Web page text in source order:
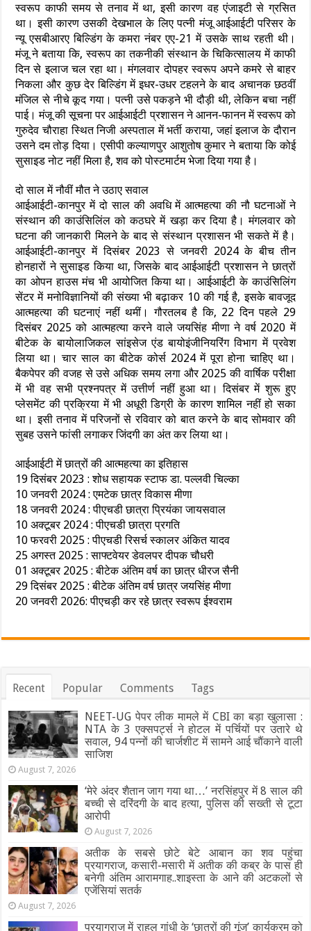
स्वरूप काफी समय से तनाव में था, इसी कारण वह एंजाइटी से ग्रसित
था। इसी कारण उसकी देखभाल के लिए पत्नी मंजू आईआईटी परिसर के
न्यू एसबीआरए बिल्डिंग के कमरा नंबर एए-21 में उसके साथ रहती थी।
मंजू ने बताया कि, स्वरूप का तकनीकी संस्थान के चिकित्सालय में काफी
दिन से इलाज चल रहा था। मंगलवार दोपहर स्वरूप अपने कमरे से बाहर
निकला और कुछ देर बिल्डिंग में इधर-उधर टहलने के बाद अचानक छठवीं
मंजिल से नीचे कूद गया। पत्नी उसे पकड़ने भी दौड़ी थी, लेकिन बचा नहीं
पाई। मंजू की सूचना पर आईआईटी प्रशासन ने आनन-फानन में स्वरूप को
गुरुदेव चौराहा स्थित निजी अस्पताल में भर्ती कराया, जहां इलाज के दौरान
उसने दम तोड़ दिया। एसीपी कल्याणपुर आशुतोष कुमार ने बताया कि कोई
सुसाइड नोट नहीं मिला है, शव को पोस्टमार्टम भेजा दिया गया है।
दो साल में नौवीं मौत ने उठाए सवाल
आईआईटी-कानपुर में दो साल की अवधि में आत्महत्या की नौ घटनाओं ने
संस्थान की काउंसिलिंल को कठघरे में खड़ा कर दिया है। मंगलवार को
घटना की जानकारी मिलने के बाद से संस्थान प्रशासन भी सकते में है।
आईआईटी-कानपुर में दिसंबर 2023 से जनवरी 2024 के बीच तीन
होनहारों ने सुसाइड किया था, जिसके बाद आईआईटी प्रशासन ने छात्रों
का ओपन हाउस मंच भी आयोजित किया था। आईआईटी के काउंसिलिंग
सेंटर में मनोविज्ञानियों की संख्या भी बढ़ाकर 10 की गई है, इसके बावजूद
आत्महत्या की घटनाएं नहीं थमीं। गौरतलब है कि, 22 दिन पहले 29
दिसंबर 2025 को आत्महत्या करने वाले जयसिंह मीणा ने वर्ष 2020 में
बीटेक के बायोलाजिकल सांइसेज एंड बायोइंजीनियरिंग विभाग में प्रवेश
लिया था। चार साल का बीटेक कोर्स 2024 में पूरा होना चाहिए था।
बैकपेपर की वजह से उसे अधिक समय लगा और 2025 की वार्षिक परीक्षा
में भी वह सभी प्रश्नपत्र में उत्तीर्ण नहीं हुआ था। दिसंबर में शुरू हुए
प्लेसमेंट की प्रक्रिया में भी अधूरी डिग्री के कारण शामिल नहीं हो सका
था। इसी तनाव में परिजनों से रविवार को बात करने के बाद सोमवार की
सुबह उसने फांसी लगाकर जिंदगी का अंत कर लिया था।
आईआईटी में छात्रों की आत्महत्या का इतिहास
19 दिसंबर 2023 : शोध सहायक स्टाफ डा. पल्लवी चिल्का
10 जनवरी 2024 : एमटेक छात्र विकास मीणा
18 जनवरी 2024 : पीएचडी छात्रा प्रियंका जायसवाल
10 अक्टूबर 2024 : पीएचडी छात्रा प्रगति
10 फरवरी 2025 : पीएचडी रिसर्च स्कालर अंकित यादव
25 अगस्त 2025 : साफ्टवेयर डेवलपर दीपक चौधरी
01 अक्टूबर 2025 : बीटेक अंतिम वर्ष का छात्र धीरज सैनी
29 दिसंबर 2025 : बीटेक अंतिम वर्ष छात्र जयसिंह मीणा
20 जनवरी 2026: पीएचड़ी कर रहे छात्र स्वरूप ईश्वराम
Recent Popular Comments Tags
NEET-UG पेपर लीक मामले में CBI का बड़ा खुलासा :
NTA के 3 एक्सपर्ट्स ने होटल में पर्चियों पर उतारे थे
सवाल, 94 पन्नों की चार्जशीट में सामने आई चौंकाने वाली
साजिश
August 7, 2026
‘मेरे अंदर शैतान जाग गया था…’ नरसिंहपुर में 8 साल की
बच्ची से दरिंदगी के बाद हत्या, पुलिस की सख्ती से टूटा
आरोपी
August 7, 2026
अतीक के सबसे छोटे बेटे आबान का शव पहुंचा
प्रयागराज, कसारी-मसारी में अतीक की कब्र के पास ही
बनेगी अंतिम आरामगाह..शाइस्ता के आने की अटकलों से
एजेंसियां सतर्क
August 7, 2026
प्रयागराज में राहुल गांधी के ‘छात्रों की गूंज’ कार्यक्रम को